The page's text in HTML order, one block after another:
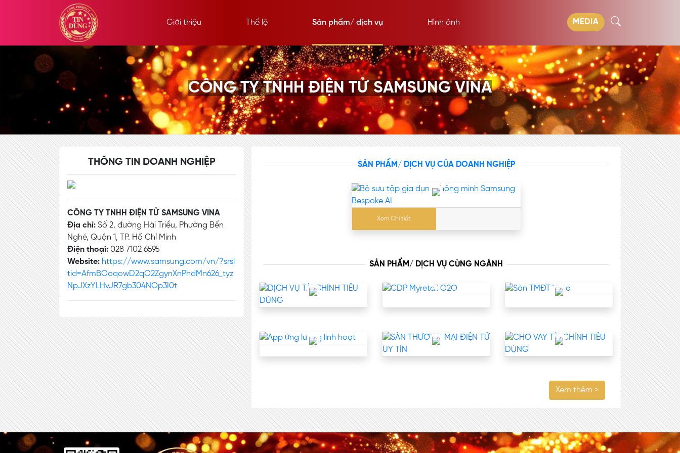
Giới thiệu Thể lệ Sản phẩm/ dịch vụ Hình ảnh MEDIA
CÔNG TY TNHH ĐIỆN TỬ SAMSUNG VINA
THÔNG TIN DOANH NGHIỆP
CÔNG TY TNHH ĐIỆN TỬ SAMSUNG VINA
Địa chỉ: Số 2, đường Hải Triều, Phường Bến
Nghé, Quận 1, TP. Hồ Chí Minh
Điện thoại: 028 7102 6595
Website: https://www.samsung.com/vn/?srsl
tid=AfmBOoqowD2qO2ZgynXnPhdMn626_tyz
NpJXzYLHvJR7gb304NOp3I0t
SẢN PHẨM/ DỊCH VỤ CỦA DOANH NGHIỆP
Xem Chi tiết
SẢN PHẨM/ DỊCH VỤ CÙNG NGÀNH
Xem thêm >